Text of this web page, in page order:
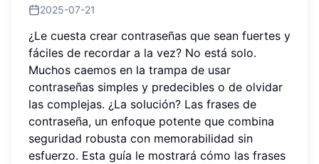
2025-07-21
¿Le cuesta crear contraseñas que sean fuertes y
fáciles de recordar a la vez? No está solo.
Muchos caemos en la trampa de usar
contraseñas simples y predecibles o de olvidar
las complejas. ¿La solución? Las frases de
contraseña, un enfoque potente que combina
seguridad robusta con memorabilidad sin
esfuerzo. Esta guía le mostrará cómo las frases